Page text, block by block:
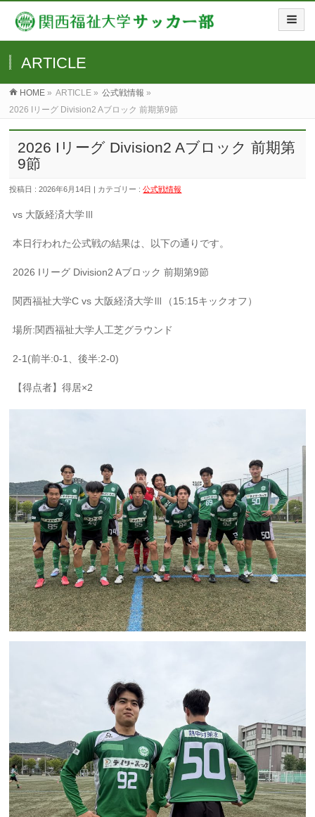
ARTICLE
HOME » ARTICLE » 公式戦情報 »
2026 Iリーグ Division2 Aブロック 前期第9節
2026 Iリーグ Division2 Aブロック 前期第
9節
投稿日 : 2026年6月14日 | カテゴリー :公式戦情報
vs 大阪経済大学Ⅲ
本日行われた公式戦の結果は、以下の通りです。
2026 Iリーグ Division2 Aブロック 前期第9節
関西福祉大学C vs 大阪経済大学Ⅲ（15:15キックオフ）
場所:関西福祉大学人工芝グラウンド
2-1(前半:0-1、後半:2-0)
【得点者】得居×2